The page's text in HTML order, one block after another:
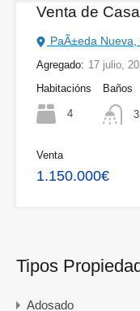
Venta de
PaÃ±eda
Agregado: 17 julio,
Habitacións
4
Baños
3
Venta
1.150.000€
Tipos
Adosado